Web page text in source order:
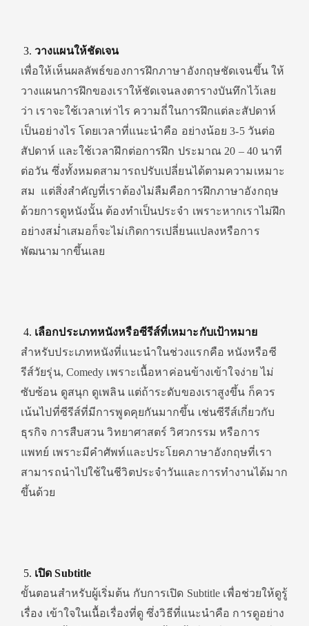
วางแผนให้ชัดเจน
เพื่อให้เห็นผลลัพธ์ของการฝึกภาษาอังกฤษชัดเจนขึ้น ให้
วางแผนการฝึกของเราให้ชัดเจนลงตารางบันทึกไว้เลย
ว่า เราจะใช้เวลาเท่าไร ความถี่ในการฝึกแต่ละสัปดาห์
เป็นอย่างไร โดยเวลาที่แนะนำคือ อย่างน้อย 3-5 วันต่อ
สัปดาห์ และใช้เวลาฝึกต่อการฝึก ประมาณ 20 – 40 นาที
ต่อวัน ซึ่งทั้งหมดสามารถปรับเปลี่ยนได้ตามความเหมาะ
สม แต่สิ่งสำคัญที่เราต้องไม่ลืมคือการฝึกภาษาอังกฤษ
ด้วยการดูหนังนั้น ต้องทำเป็นประจำ เพราะหากเราไม่ฝึก
อย่างสม่ำเสมอก็จะไม่เกิดการเปลี่ยนแปลงหรือการ
พัฒนามากขึ้นเลย
เลือกประเภทหนังหรือซีรีส์ที่เหมาะกับเป้าหมาย
สำหรับประเภทหนังที่แนะนำในช่วงแรกคือ หนังหรือซี
รีส์วัยรุ่น, Comedy เพราะเนื้อหาค่อนข้างเข้าใจง่าย ไม่
ซับซ้อน ดูสนุก ดูเพลิน แต่ถ้าระดับของเราสูงขึ้น ก็ควร
เน้นไปที่ซีรีส์ที่มีการพูดคุยกันมากขึ้น เช่นซีรีส์เกี่ยวกับ
ธุรกิจ การสืบสวน วิทยาศาสตร์ วิศวกรรม หรือการ
แพทย์ เพราะมีคำศัพท์และประโยคภาษาอังกฤษที่เรา
สามารถนำไปใช้ในชีวิตประจำวันและการทำงานได้มาก
ขึ้นด้วย
เปิด Subtitle
ขั้นตอนสำหรับผู้เริ่มต้น กับการเปิด Subtitle เพื่อช่วยให้ดูรู้
เรื่อง เข้าใจในเนื้อเรื่องที่ดู ซึ่งวิธีที่แนะนำคือ การดูอย่าง